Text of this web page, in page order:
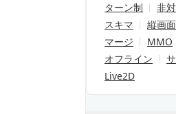
ターン制
非
スキマ
縦画面
マージ
MMO
オフライン
Live2D